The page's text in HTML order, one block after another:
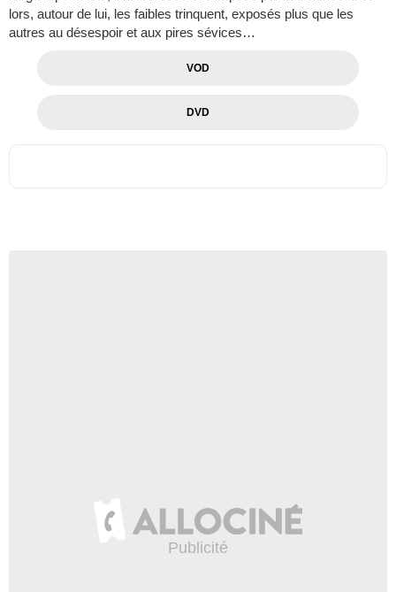
lors, autour de lui, les faibles trinquent, exposés plus que les
autres au désespoir et aux pires sévices…
VOD
DVD